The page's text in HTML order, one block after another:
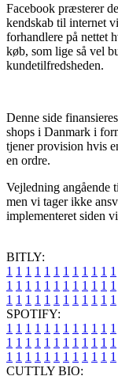
Facebook præsterer
kendskab til internet
forhandlere på nettet
køb, som lige så vel
kundetilfredsheden.
Denne side
shops i Danmark i
tjener provision hvis
en ordre.
Vejledning angående
men vi tager ikke
implementeret siden
BITLY:
1 1 1 1 1 1 1 1 1 1 1 1
1 1 1 1 1 1 1 1 1 1 1 1
1 1 1 1 1 1 1 1 1 1 1 1
SPOTIFY:
1 1 1 1 1 1 1 1 1 1 1 1
1 1 1 1 1 1 1 1 1 1 1 1
1 1 1 1 1 1 1 1 1 1 1 1
CUTTLY BIO: